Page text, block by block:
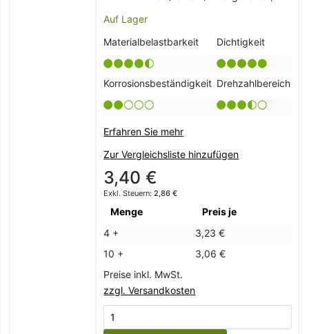
Auf Lager
Materialbelastbarkeit
Dichtigkeit
Korrosionsbeständigkeit Drehzahlbereich
Erfahren Sie mehr
Zur Vergleichsliste hinzufügen
3,40 €
2,86 €
Menge
Preis je
4 +
3,23 €
10 +
3,06 €
Preise inkl. MwSt.
zzgl. Versandkosten